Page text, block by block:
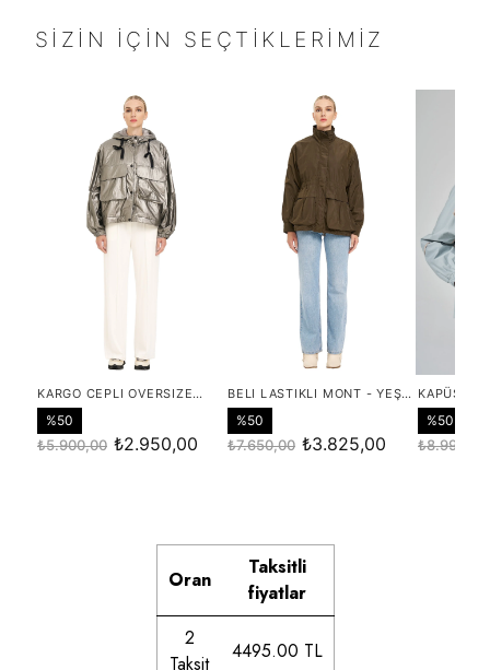
Oran
Taksitli
fiyatlar
2
Taksit
4495.00 TL